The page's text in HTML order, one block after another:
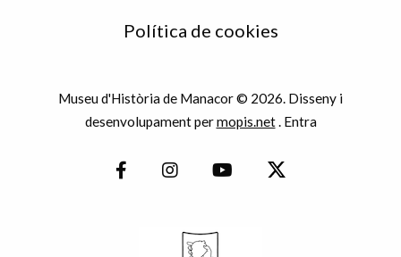
Política de cookies
Museu d'Història de Manacor © 2026. Disseny i
desenvolupament permopis.net. Entra